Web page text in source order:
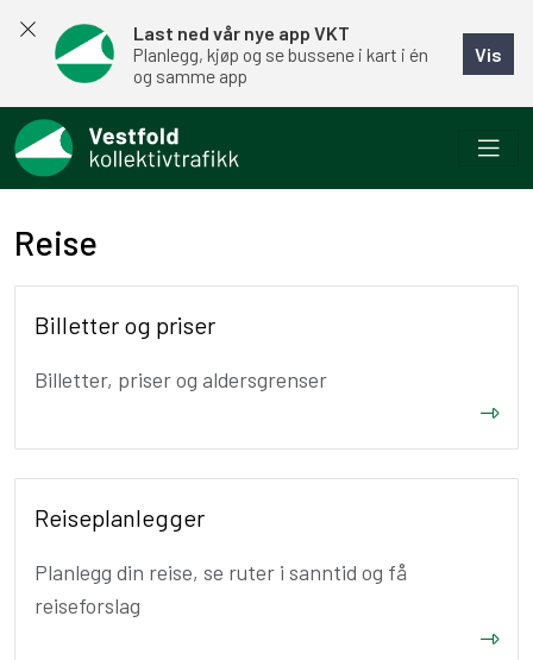
Last ned vår nye app VKT
Planlegg, kjøp og se bussene i kart i én
og samme app
Vis
Reise
Billetter og priser
Billetter, priser og aldersgrenser
Reiseplanlegger
Planlegg din reise, se ruter i sanntid og få
reiseforslag